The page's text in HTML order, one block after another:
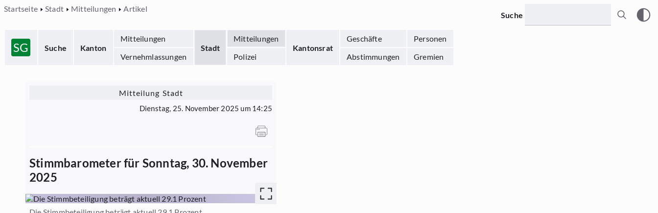
Startseite Stadt Mitteilungen Artikel
SG Suche Kanton
Mitteilungen
Stadt
Mitteilungen
Kantonsrat
Geschäfte
Personen
Vernehmlassungen
Polizei Abstimmungen Gremien
Suche
Mitteilung Stadt
Dienstag, 25. November 2025 um 14:25
Stimmbarometer für Sonntag, 30. November
2025